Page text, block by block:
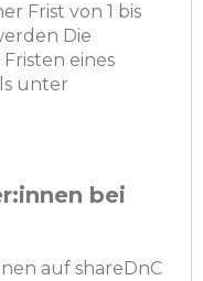
Frist von 1 bis
Die
eines
unter
bei
auf shareDnC